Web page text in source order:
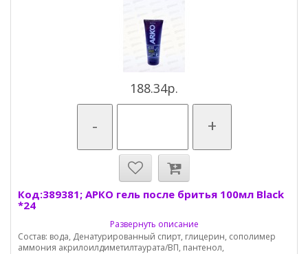
188.34р.
- +
Код:389381; АРКО гель после бритья 100мл Black
*24
Развернуть описание
Состав: вода, Денатурированный спирт, глицерин, сополимер
аммония акрилоилдиметилтаурата/ВП, пантенол,